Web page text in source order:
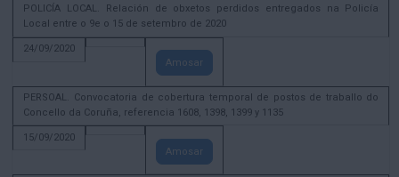
POLICÍA LOCAL. Relación de obxetos perdidos entregados na Policía
Local entre o 9e o 15 de setembro de 2020
24/09/2020
Amosar
PERSOAL. Convocatoria de cobertura temporal de postos de traballo do
Concello da Coruña, referencia 1608, 1398, 1399 y 1135
15/09/2020
Amosar